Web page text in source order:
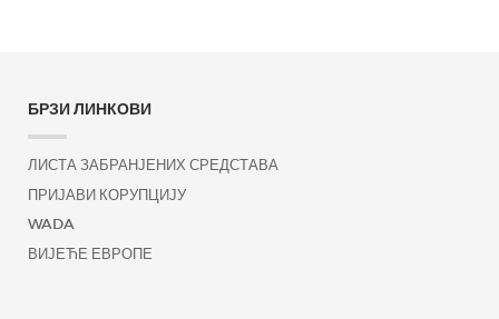
БРЗИ ЛИНКОВИ
ЛИСТА ЗАБРАНЈЕНИХ СРЕДСТАВА
ПРИЈАВИ КОРУПЦИЈУ
WADA
ВИЈЕЋЕ ЕВРОПЕ